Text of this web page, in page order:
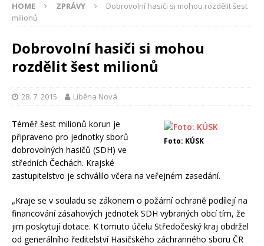
HOME ZPRÁVY
Dobrovolní hasiči si mohou rozdělit šest
milionů
Dobrovolní hasiči si mohou
rozdělit šest milionů
28. 7. 2015 Liběna Nová
Foto: KÚSK
Téměř šest milionů korun je
připraveno pro jednotky sborů
dobrovolných hasičů (SDH) ve
středních Čechách. Krajské
zastupitelstvo je schválilo včera na veřejném zasedání.
„Kraje se v souladu se zákonem o požární ochraně podílejí na
financování zásahových jednotek SDH vybraných obcí tím, že
jim poskytují dotace. K tomuto účelu Středočeský kraj obdržel
od generálního ředitelství Hasičského záchranného sboru ČR